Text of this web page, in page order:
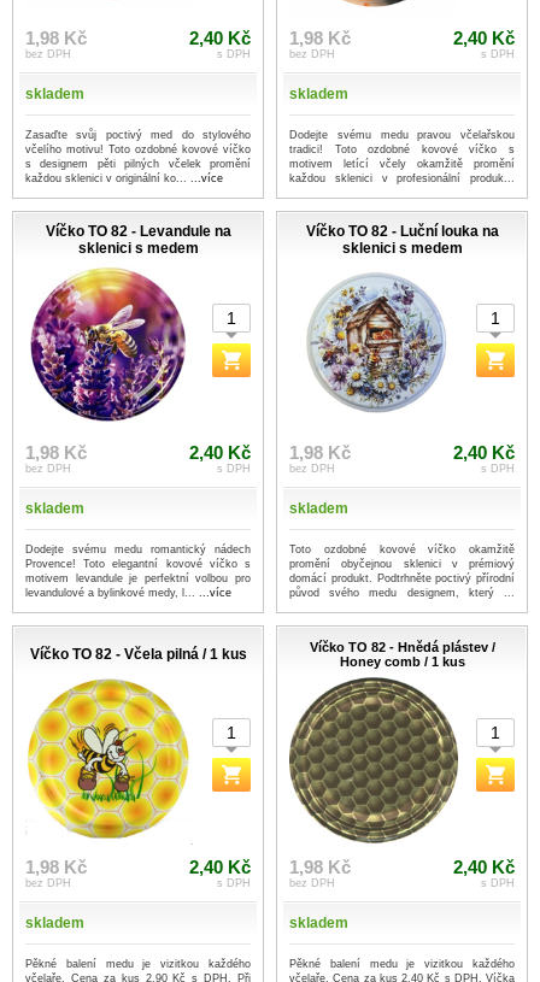
1,98 Kč
bez DPH
2,40 Kč
s DPH
skladem
Zasaďte svůj poctivý med do stylového
včelího motivu! Toto ozdobné kovové víčko
s designem pěti pilných včelek promění
každou sklenici v originální ko... ...více
1,98 Kč
bez DPH
2,40 Kč
s DPH
skladem
Dodejte svému medu pravou včelařskou
tradici! Toto ozdobné kovové víčko s
motivem letící včely okamžitě promění
každou sklenici v profesionální produk...
Víčko TO 82 - Levandule na
sklenici s medem
1,98 Kč
bez DPH
2,40 Kč
s DPH
skladem
Dodejte svému medu romantický nádech
Provence! Toto elegantní kovové víčko s
motivem levandule je perfektní volbou pro
levandulové a bylinkové medy, l... ...více
Víčko TO 82 - Luční louka na
sklenici s medem
1,98 Kč
bez DPH
2,40 Kč
s DPH
skladem
Toto ozdobné kovové víčko okamžitě
promění obyčejnou sklenici v prémiový
domácí produkt. Podtrhněte poctivý přírodní
původ svého medu designem, který ...
Víčko TO 82 - Včela pilná / 1 kus
1,98 Kč
bez DPH
2,40 Kč
s DPH
skladem
Pěkné balení medu je vizitkou každého
včelaře. Cena za kus 2,90 Kč s DPH. Při
Víčko TO 82 - Hnědá plástev /
Honey comb / 1 kus
1,98 Kč
bez DPH
2,40 Kč
s DPH
skladem
Pěkné balení medu je vizitkou každého
včelaře. Cena za kus 2,40 Kč s DPH. Víčka